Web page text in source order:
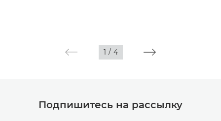
1 / 4
Подпишитесь на рассылку